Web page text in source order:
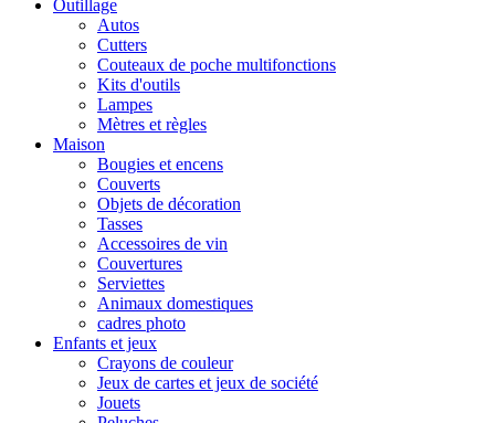
Outillage
Autos
Cutters
Couteaux de poche multifonctions
Kits d'outils
Lampes
Mètres et règles
Maison
Bougies et encens
Couverts
Objets de décoration
Tasses
Accessoires de vin
Couvertures
Serviettes
Animaux domestiques
cadres photo
Enfants et jeux
Crayons de couleur
Jeux de cartes et jeux de société
Jouets